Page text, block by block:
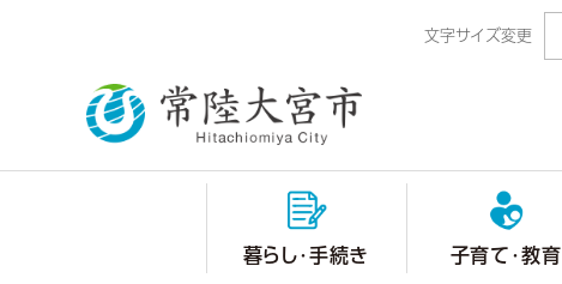
文字サイズ変更
暮らし・手続き 子育て・教育